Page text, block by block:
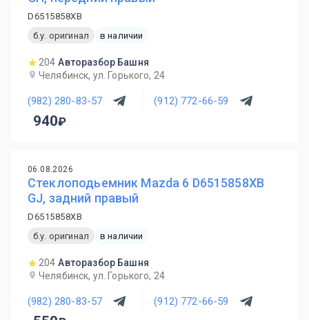
D6515858XB
б.у. оригинал
в наличии
204 Авторазбор Башня
Челябинск, ул. Горького, 24
(982) 280-83-57 (912) 772-66-59
940
06.08.2026
Стеклоподьемник Mazda 6 D6515858XB
GJ, задний правый
D6515858XB
б.у. оригинал
в наличии
204 Авторазбор Башня
Челябинск, ул. Горького, 24
(982) 280-83-57 (912) 772-66-59